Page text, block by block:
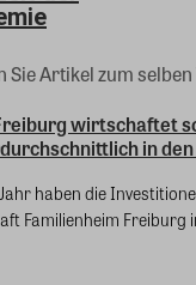
Sie Artikel zum
wirtschaftet
in
haben die
Familienheim Freiburg